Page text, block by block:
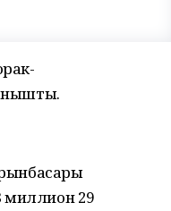
миллион 29